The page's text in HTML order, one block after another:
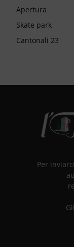
Apertura
Skate park
Cantonali 23
Per